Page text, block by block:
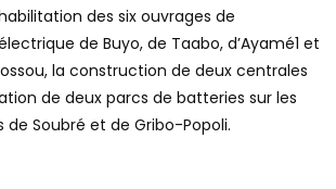
des six ouvrages de
de Buyo, de Taabo, d’Ayamé1 et
la construction de deux centrales
de deux parcs de batteries sur les
de Soubré et de Gribo-Popoli.